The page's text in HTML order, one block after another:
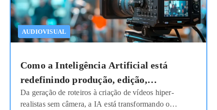
AUDIOVISUAL
Como a Inteligência Artificial está
redefinindo produção, edição,
personalização e escala em...
Da geração de roteiros à criação de vídeos hiper-
realistas sem câmera, a IA está transformando o